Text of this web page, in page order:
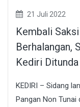
21 Juli 2022
Kembali
Berhalangan,
Kediri
KEDIRI – Sidang
Pangan Non